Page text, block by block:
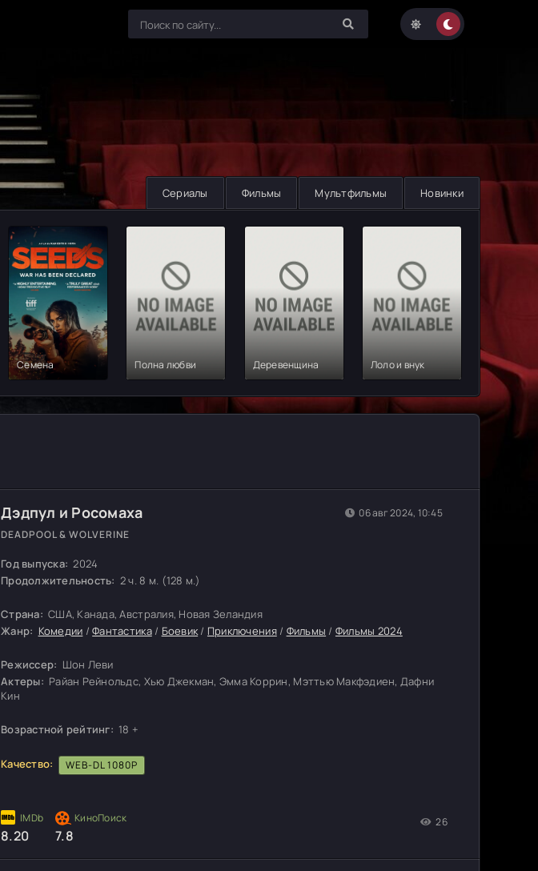
Сериалы Фильмы Мультфильмы Новинки
Семена Полна любви Деревенщина Лоло и внук Паку
Дэдпул и Росомаха
DEADPOOL & WOLVERINE
Год выпуска: 2024
Продолжительность: 2 ч. 8 м. (128 м.)
Страна: США, Канада, Австралия, Новая Зеландия
Жанр: Комедии /Фантастика/ Боевик/ Приключения/ Фильмы / Фильмы 2024
Режиссер: Шон Леви
Актеры: Райан Рейнольдс, Хью Джекман, Эмма Коррин, Мэттью Макфэдиен, Дафни
Кин
Возрастной рейтинг: 18 +
Качество: WEB-DL 1080P
8.20 7.8
26
06 авг 2024, 10:45